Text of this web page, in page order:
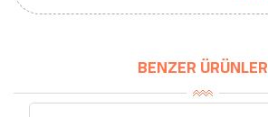
BENZER ÜRÜNLER